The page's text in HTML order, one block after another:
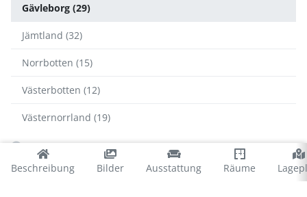
Beschreibung Bilder Ausstattung Räume
Gävleborg (29)
Jämtland (32)
Norrbotten (15)
Västerbotten (12)
Västernorrland (19)
Gävleborg